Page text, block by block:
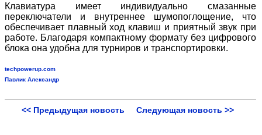
Клавиатура имеет индивидуально смазанные
переключатели и внутреннее шумопоглощение, что
обеспечивает плавный ход клавиш и приятный звук при
работе. Благодаря компактному формату без цифрового
блока она удобна для турниров и транспортировки.
techpowerup.com
Павлик Александр
<< Предыдущая новость Следующая новость >>